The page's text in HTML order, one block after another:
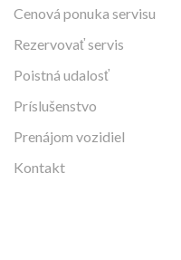
Cenová ponuka servisu
Rezervovať servis
Poistná udalosť
Príslušenstvo
Prenájom vozidiel
Kontakt